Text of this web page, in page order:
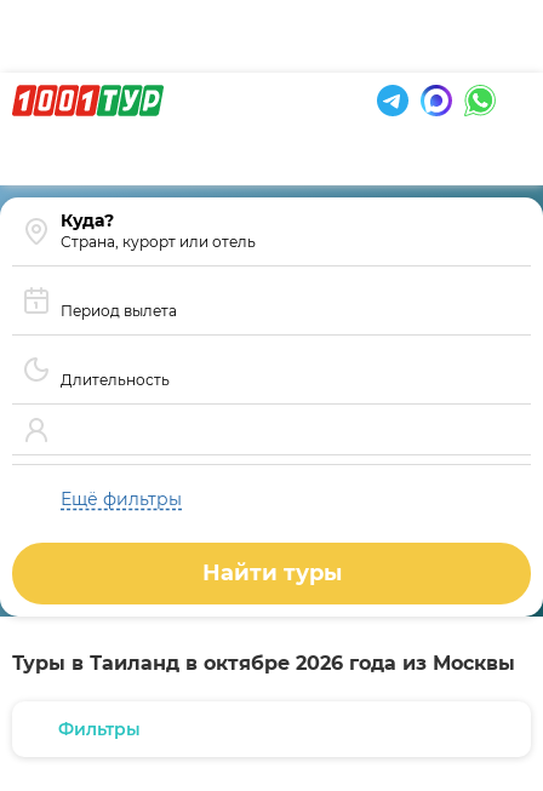
Страна, курорт или отель
Период вылета
Длительность
Ещё фильтры
Найти туры
Туры в Таиланд в октябре 2026 года из Москвы
Фильтры